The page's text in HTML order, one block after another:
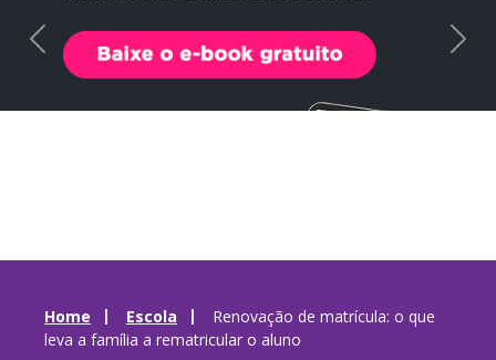
Home Escola
Renovação de matrícula: o que
leva a família a rematricular o aluno